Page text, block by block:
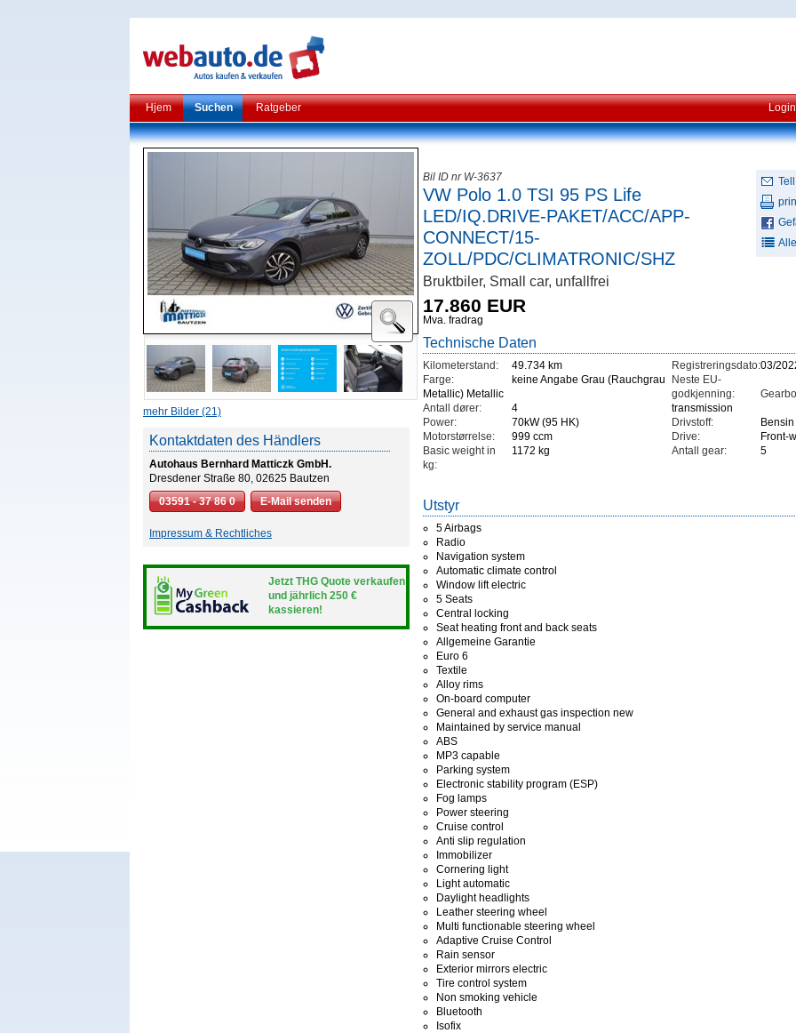
Hjem Suchen Ratgeber Login
mehr Bilder (21)
Kontaktdaten des Händlers
Autohaus Bernhard Matticzk GmbH.
Dresdener Straße 80, 02625 Bautzen
03591 - 37 86 0
E-Mail senden
Impressum & Rechtliches
Jetzt THG Quote verkaufen
und jährlich 250 €
kassieren!
Bil ID nr W-3637
VW Polo 1.0 TSI 95 PS Life
LED/IQ.DRIVE-PAKET/ACC/APP-
CONNECT/15-
ZOLL/PDC/CLIMATRONIC/SHZ
Bruktbiler, Small car, unfallfrei
17.860 EUR
Mva. fradrag
Technische Daten
Kilometerstand:
49.734 km
Farge:
keine Angabe Grau (Rauchgrau
Metallic) Metallic
Antall dører:
4
Power:
70kW (95 HK)
Motorstørrelse:
999 ccm
Basic weight in
kg:
1172 kg
Registreringsdato:03/
Neste EU-
godkjenning:
transmission
Drivstoff:
Bensin
Drive:
Front-
Antall gear:
5
Utstyr
5 Airbags
Radio
Navigation system
Automatic climate control
Window lift electric
5 Seats
Central locking
Seat heating front and back seats
Allgemeine Garantie
Euro 6
Textile
Alloy rims
On-board computer
General and exhaust gas inspection new
Maintained by service manual
ABS
MP3 capable
Parking system
Electronic stability program (ESP)
Fog lamps
Power steering
Cruise control
Anti slip regulation
Immobilizer
Cornering light
Light automatic
Daylight headlights
Leather steering wheel
Multi functionable steering wheel
Adaptive Cruise Control
Rain sensor
Exterior mirrors electric
Tire control system
Non smoking vehicle
Bluetooth
Isofix